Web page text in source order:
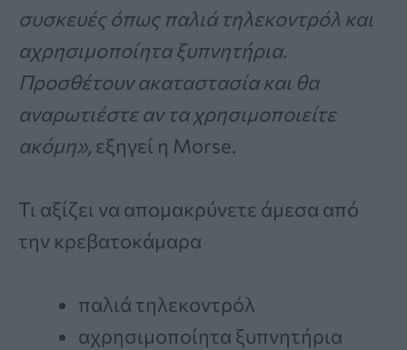
συσκευές όπως παλιά τηλεκοντρόλ και
αχρησιμοποίητα ξυπνητήρια.
Προσθέτουν ακαταστασία και θα
αναρωτιέστε αν τα χρησιμοποιείτε
ακόμη», εξηγεί η Morse.
Τι αξίζει να απομακρύνετε άμεσα από
την κρεβατοκάμαρα
παλιά τηλεκοντρόλ
αχρησιμοποίητα ξυπνητήρια